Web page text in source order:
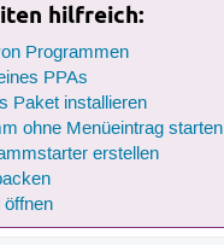
hilfreich:
Programmen
PPAs
Paket installieren
ohne Menüeintrag starten
erstellen
öffnen